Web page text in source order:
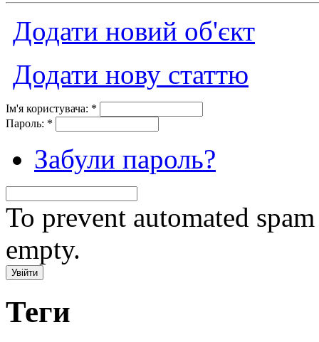
Додати новий об'єкт
Додати нову статтю
Ім'я користувача: *
Пароль: *
Забули пароль?
To prevent automated
empty.
Теги